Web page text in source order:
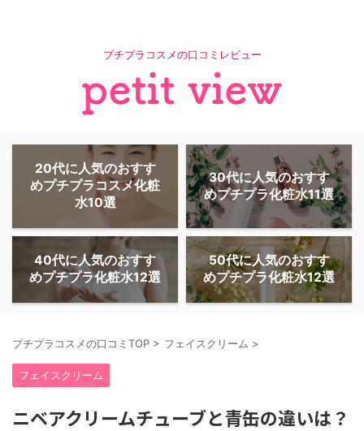
プチプラコスメの口コミレビュー
20代に人気のおすす
めプチプラコスメ化粧
水10選
30代に人気のおすす
めプチプラ化粧水11選
40代に人気のおすす
めプチプラ化粧水12選
50代に人気のおすす
めプチプラ化粧水12選
プチプラコスメの口コミTOP > フェイスクリーム >
フェイスクリーム
ニベアクリームチューブと青缶の違いは？